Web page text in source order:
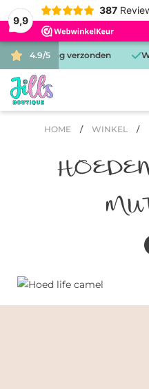
9,9
387
4.9/5
dezelfde dag verzonden
HOME / WINKEL /